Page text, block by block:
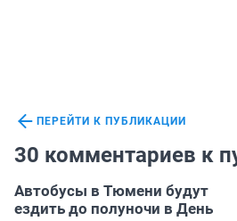
ПЕРЕЙТИ К ПУБЛИКАЦИИ
30 комментариев к
Автобусы в Тюмени будут
ездить до полуночи в День